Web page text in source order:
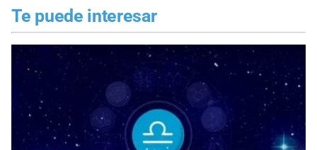
Te puede interesar